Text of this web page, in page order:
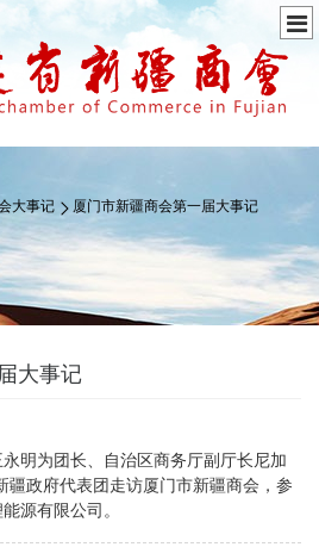
大事记 厦门市新疆商会第一届大事记
大事记
明为团长、自治区商务厅副厅长尼加
疆政府代表团走访厦门市新疆商会，参
源有限公司。